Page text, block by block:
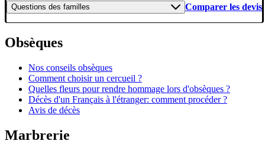
Questions des familles Comparer les devis
Obsèques
Nos conseils obsèques
Comment choisir un cercueil ?
Quelles fleurs pour rendre hommage lors d'obsèques ?
Décès d'un Français à l'étranger: comment procéder ?
Avis de décès
Marbrerie